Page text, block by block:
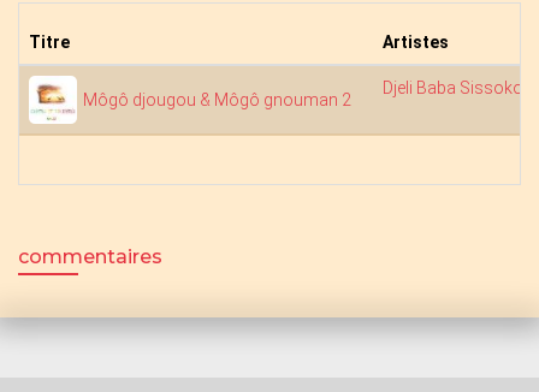
Titre Artistes
Môgô djougou & Môgô gnouman 2
Djeli Baba Sissoko
commentaires